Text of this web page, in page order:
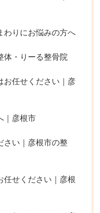
わりにお悩みの方へ
体・りーる整骨院
お任せください｜彦
｜彦根市
さい｜彦根市の整
任せください｜彦根